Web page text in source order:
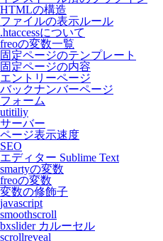
HTMLの構造
ファイルの表示ルール
.htaccessについて
freoの変数一覧
固定ページのテンプレート
固定ページの内容
エントリーページ
バックナンバーページ
フォーム
utitiliy
サーバー
ページ表示速度
SEO
エディター Sublime Text
smartyの変数
freoの変数
変数の修飾子
javascript
smoothscroll
bxslider カルーセル
scrollreveal